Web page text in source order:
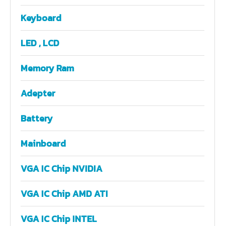
Keyboard
LED , LCD
Memory Ram
Adepter
Battery
Mainboard
VGA IC Chip NVIDIA
VGA IC Chip AMD ATI
VGA IC Chip INTEL